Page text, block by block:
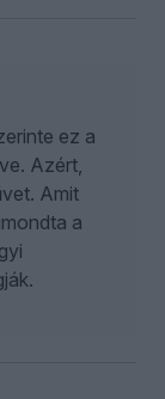
ez a
Azért,
Amit
a